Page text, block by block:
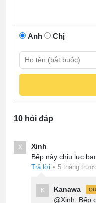
Anh Chị
10 hỏi đáp
X
Xinh
Bếp này chịu lực
Trả lời • 5 tháng
K Kanawa
@Xinh: Bếp